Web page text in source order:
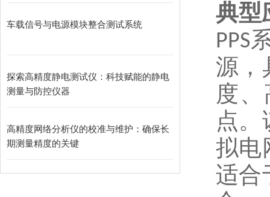
车载信号与电源模块整合测试系统
探索高精度静电测试仪：科技赋能的静电
测量与防控仪器
高精度网络分析仪的校准与维护：确保长
期测量精度的关键
典型
PPS
源，
度
点。
拟电
适合